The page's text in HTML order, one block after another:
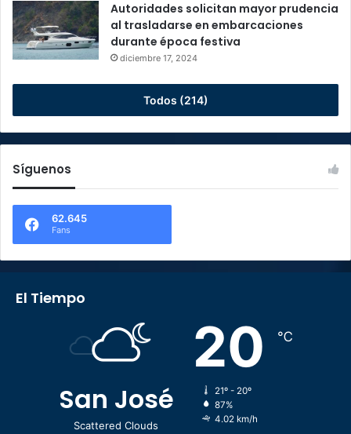
Autoridades solicitan mayor prudencia
al trasladarse en embarcaciones
durante época festiva
diciembre 17, 2024
Todos (214)
Síguenos
62.645
Fans
El Tiempo
San José
Scattered Clouds
20 ℃
21º - 20º
87%
4.02 km/h